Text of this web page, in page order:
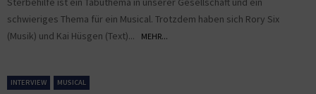
schwieriges Thema für ein Musical. Trotzdem haben sich Rory Six
(Musik) und Kai Hüsgen (Text)...
MEHR...
INTERVIEW MUSICAL